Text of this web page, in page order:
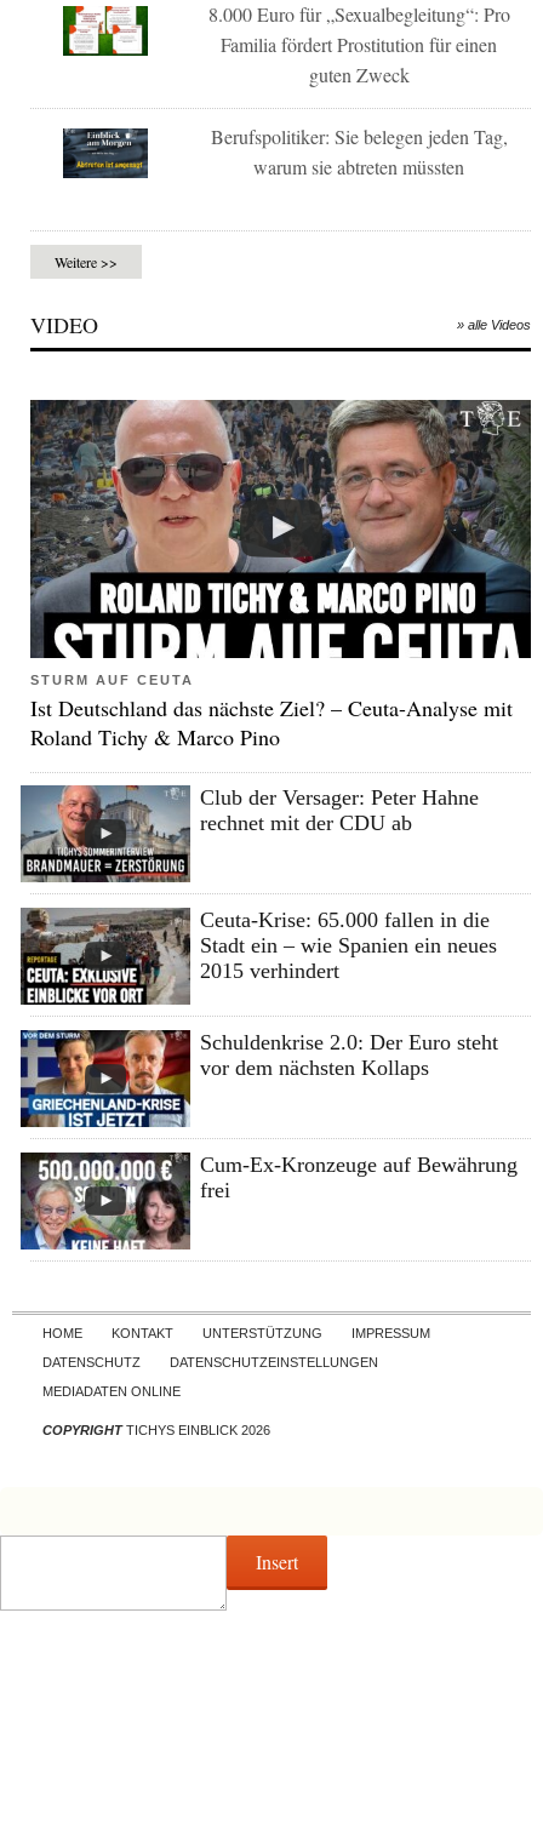
8.000 Euro für „Sexualbegleitung“: Pro
Familia fördert Prostitution für einen
guten Zweck
Berufspolitiker: Sie belegen jeden Tag,
warum sie abtreten müssten
Weitere >>
VIDEO » alle Videos
STURM AUF CEUTA
Ist Deutschland das nächste Ziel? – Ceuta-Analyse mit
Roland Tichy & Marco Pino
Club der Versager: Peter Hahne
rechnet mit der CDU ab
Ceuta-Krise: 65.000 fallen in die
Stadt ein – wie Spanien ein neues
2015 verhindert
Schuldenkrise 2.0: Der Euro steht
vor dem nächsten Kollaps
Cum-Ex-Kronzeuge auf Bewährung
frei
Skip to content
HOME KONTAKT UNTERSTÜTZUNG
IMPRESSUM
DATENSCHUTZ
DATENSCHUTZEINSTELLUNGEN
MEDIADATEN ONLINE
COPYRIGHTTICHYS EINBLICK 2026
Insert